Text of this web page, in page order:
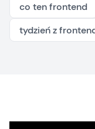
co ten frontend
tydzień z